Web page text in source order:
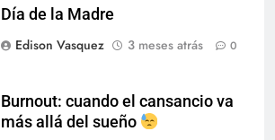
Día de la Madre
Edison Vasquez
3 meses atrás 0
Burnout: cuando el cansancio va
más allá del sueño